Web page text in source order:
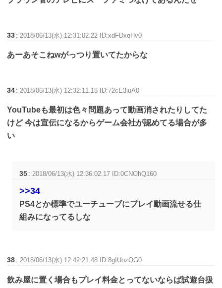
33 : 2018/06/13(水) 12:31:02.22 ID:xdFDxoHv0
あーあそこねwがっつり置いてたからな
34 : 2018/06/13(水) 12:32:11.18 ID:72cE3iuA0
YouTubeも最初は色々問題あって動画消されたりしてた
けど 今は宣伝になるからゲーム会社が認めてる場合が多
い
35 : 2018/06/13(水) 12:36:02.17 ID:0CNOhQ160
>>34
PS4とか標準でユーチューブにプレイ動画流せる仕
組みになってるしな
38 : 2018/06/13(水) 12:42:21.48 ID:8gIUozQG0
飲み屋に置く場合もプレイ料金とってないならば試遊台扱